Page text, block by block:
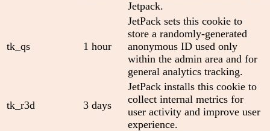
Jetpack.
tk_qs 1 hour
JetPack sets this cookie to
store a randomly-generated
anonymous ID used only
within the admin area and for
general analytics tracking.
tk_r3d 3 days
JetPack installs this cookie to
collect internal metrics for
user activity and improve user
experience.